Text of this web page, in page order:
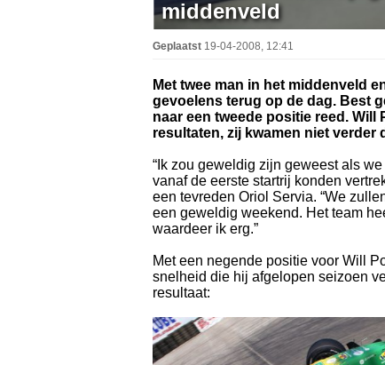
middenveld
Geplaatst 19-04-2008, 12:41
Met twee man in het middenveld
gevoelens terug op de dag. Best
naar een tweede positie reed.
resultaten, zij kwamen niet verder
“Ik zou geweldig zijn geweest als
vanaf de eerste startrij konden
een tevreden Oriol Servia. “We
een geweldig weekend. Het team
waardeer ik erg.”
Met een negende positie voor Will
snelheid die hij afgelopen seizoen
resultaat: